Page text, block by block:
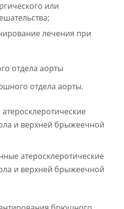
или
лечения при
отдела аорты.
атеросклеротические
и верхней брыжеечной